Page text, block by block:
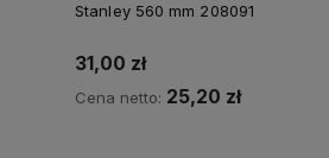
Stanley 560 mm 208091
31,00 zł
Cena netto: 25,20 zł